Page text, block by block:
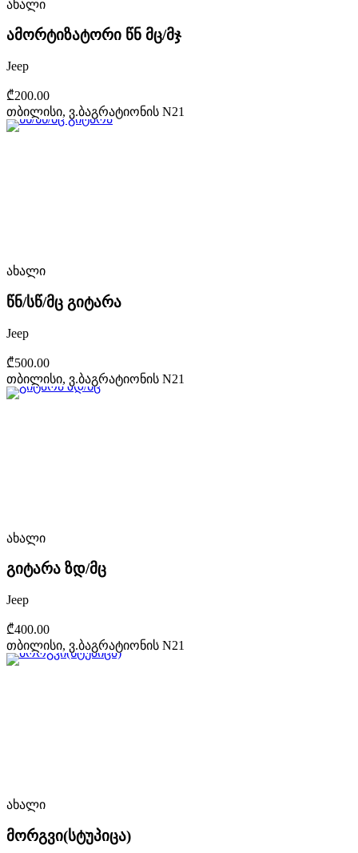
ახალი
ამორტიზატორი წნ მც/მჯ
Jeep
₾200.00
თბილისი, ვ.ბაგრატიონის N21
ახალი
წნ/სწ/მც გიტარა
Jeep
₾500.00
თბილისი, ვ.ბაგრატიონის N21
ახალი
გიტარა ზდ/მც
Jeep
₾400.00
თბილისი, ვ.ბაგრატიონის N21
ახალი
მორგვი(სტუპიცა)